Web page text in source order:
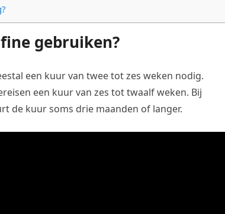
gebruiken?
een kuur van twee tot zes weken nodig.
een kuur van zes tot twaalf weken. Bij
de kuur soms drie maanden of langer.